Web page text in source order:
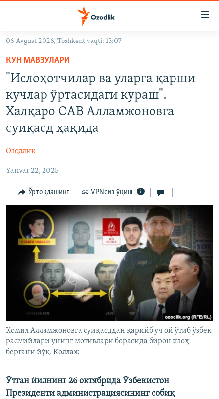
Асосий
навигацияга
ўтинг
Қидиришга
ўтинг
OZODVIDEO
OZODARXIV
На русском
Озодлик бошқа тилларда
06 Avgust 2026, Toshkent vaqti: 13:07
КУН МАВЗУЛАРИ
"Ислоҳотчилар ва уларга қарши
кучлар ўртасидаги кураш".
Халқаро ОАВ Алламжоновга
суиқасд ҳақида
Озодлик
Yanvar 22, 2025
Ўртоқлашинг VPNсиз ўқиш
Комил Алламжоновга суиқасддан қарийб уч ой ўтиб ўзбек
расмийлари унинг мотивлари борасида бирон изоҳ
бергани йўқ. Коллаж
Ўтган йилнинг 26 октябрида Ўзбекистон
Президенти администрациясининг собиқ